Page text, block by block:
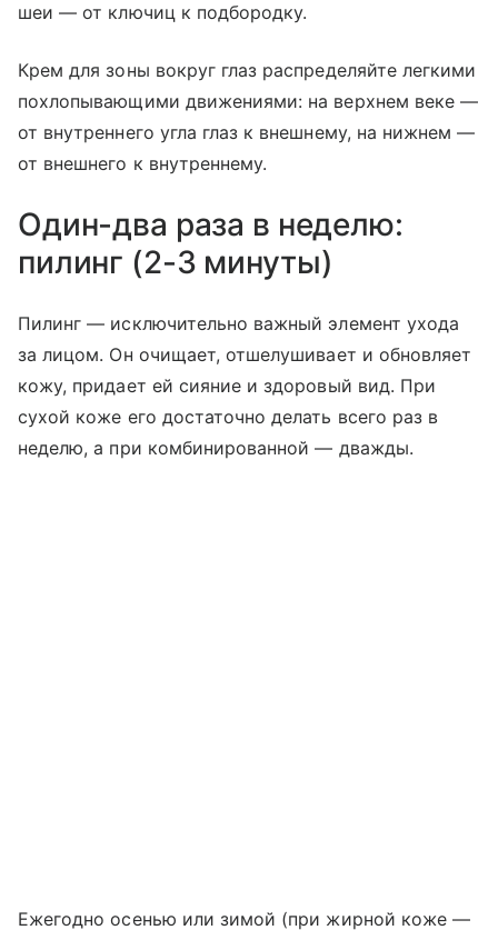
шеи — от ключиц к подбородку.
Крем для зоны вокруг глаз распределяйте легкими
похлопывающими движениями: на верхнем веке —
от внутреннего угла глаз к внешнему, на нижнем —
от внешнего к внутреннему.
Один-два раза в неделю:
пилинг (2-3 минуты)
Пилинг — исключительно важный элемент ухода
за лицом. Он очищает, отшелушивает и обновляет
кожу, придает ей сияние и здоровый вид. При
сухой коже его достаточно делать всего раз в
неделю, а при комбинированной — дважды.
Ежегодно осенью или зимой (при жирной коже —